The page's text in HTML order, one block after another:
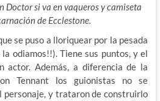
Doctor si va en vaqueros y camiseta
de Ecclestone.
se puso a lloriquear por la pesada
la odiamos!!). Tiene sus puntos, y el
actor. Además, a diferencia de la
Tennant los guionistas no se
personaje, y trataron de construirlo